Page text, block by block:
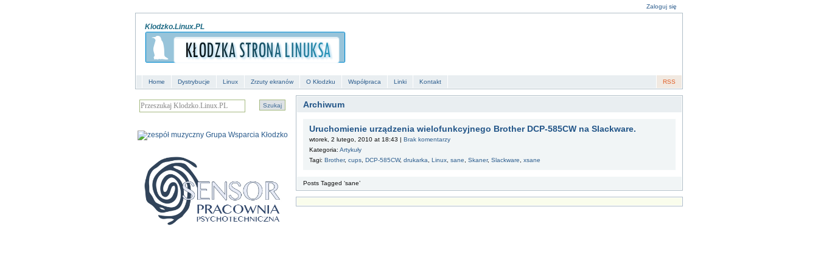
Zaloguj się
Klodzko.Linux.PL
Home Dystrybucje Linux Zrzuty ekranów O Kłodzku Współpraca Linki Kontakt RSS
Archiwum
Uruchomienie urządzenia wielofunkcyjnego Brother DCP-585CW na Slackware.
wtorek, 2 lutego, 2010 at 18:43 | Brak komentarzy
Kategoria: Artykuły
Tagi: Brother, cups DCP-585CW, drukarka Linux sane Skaner, Slackware xsane
Posts Tagged ‘sane’